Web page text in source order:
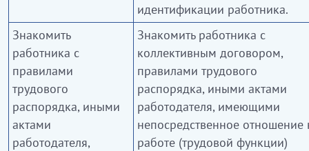
идентификации работника.
Знакомить
работника с
правилами
трудового
распорядка, иными
актами
работодателя,
Знакомить работника с
коллективным договором,
правилами трудового
распорядка, иными актами
работодателя, имеющими
непосредственное отношение
работе (трудовой функции)